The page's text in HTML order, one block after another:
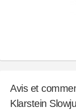
Avis et
Klarstein